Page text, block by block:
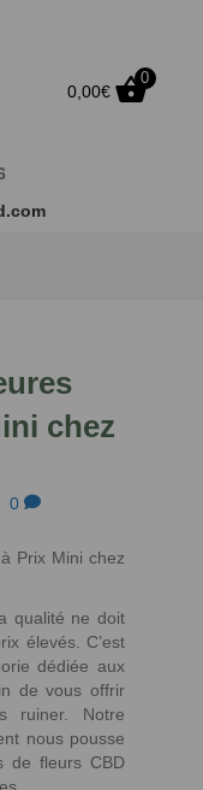
0,00€
0
chez
0
Prix Mini chez
qualité ne doit
élevés. C’est
dédiée aux
de vous offrir
ruiner. Notre
nous pousse
de fleurs CBD